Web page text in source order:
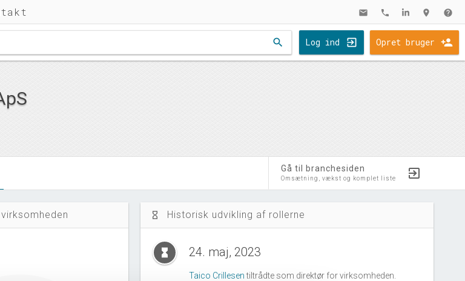
mail phone location_on help
search Log ind Opret bruger
Gå til branchesiden
Omsætning, vækst og komplet liste
hourglass_empty Historisk udvikling af rollerne
hourglass_full 24. maj, 2023
Taico Crillesentiltrådte som direktør for virksomheden.